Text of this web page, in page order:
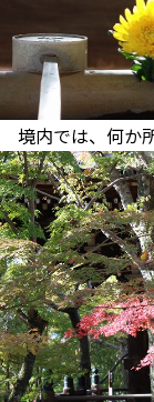
境内では、何か